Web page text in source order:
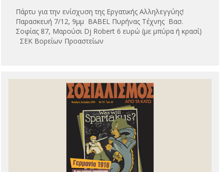
Πάρτυ για την ενίσχυση της Εργατικής Αλληλεγγύης!
Παρασκευή 7/12, 9μμ BABEL Πυρήνας Τέχνης Βασ.
Σοφίας 87, Μαρούσι Dj Robert 6 ευρώ (με μπύρα ή κρασί)
ΣΕΚ Βορείων Προαστείων